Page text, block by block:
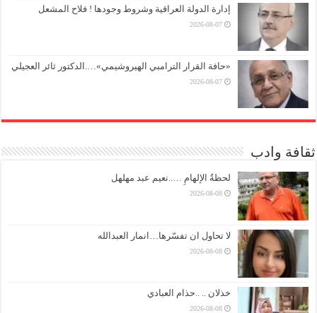
إدارة الدولة العراقية وشروط وجودها ! فلاح المشعل
2026-08-07
«حافة القرار الترامبي الهيروشيمي»….الدكتور ثائر العجيلي
2026-08-07
ثقافة وادب
لحظةُ الإلهامِ …..نعيم عبد مهلهل
2026-08-08
لا تحاول ان تفسّرها…انمار العبدالله
2026-08-08
خذلان .. ..حذام العبادي
2026-08-08